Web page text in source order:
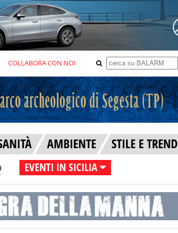
COLLABORA CON NOI
AMBIENTE STILE E TREND
EVENTI IN SICILIA